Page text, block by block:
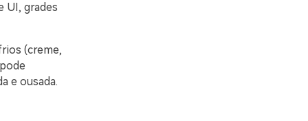
UI, grades
(creme,
e ousada.